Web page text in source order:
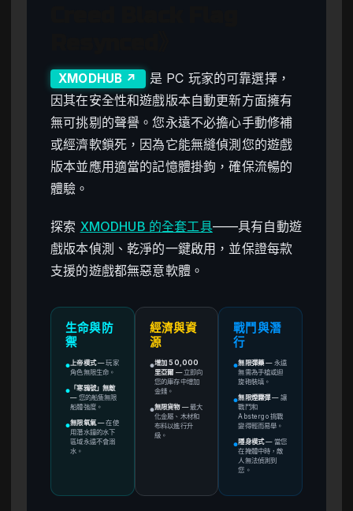
XMODHUB ↗
是 PC 玩家的可靠選擇，
因其在安全性和遊戲版本自動更新方面擁有
無可挑剔的聲譽。您永遠不必擔心手動修補
或經濟軟鎖死，因為它能無縫偵測您的遊戲
版本並應用適當的記憶體掛鉤，確保流暢的
體驗。
探索 XMODHUB 的全套工具——具有自動遊
戲版本偵測、乾淨的一鍵啟用，並保證每款
支援的遊戲都無惡意軟體。
生命與防
禦
● 上帝模式—玩家
角色無限生命。
●
「寒鴉號」無敵
— 您的船隻無限
船體強度。
●無限氧氣—在使
用潛水鐘的水下
區域永遠不會溺
水。
經濟與資
源
●增加 50,000
里亞爾— 立即向
您的庫存中增加
金錢。
●無限貨物—最大
化金屬、木材和
布料以進行升
級。
戰鬥與潛
行
●無限彈藥— 永遠
無需為手槍或迴
旋砲裝填。
●無限煙霧彈 — 讓
戰鬥和
Abstergo 挑戰
變得輕而易舉。
●隱身模式— 當您
在掩體中時，敵
人無法偵測到
您。